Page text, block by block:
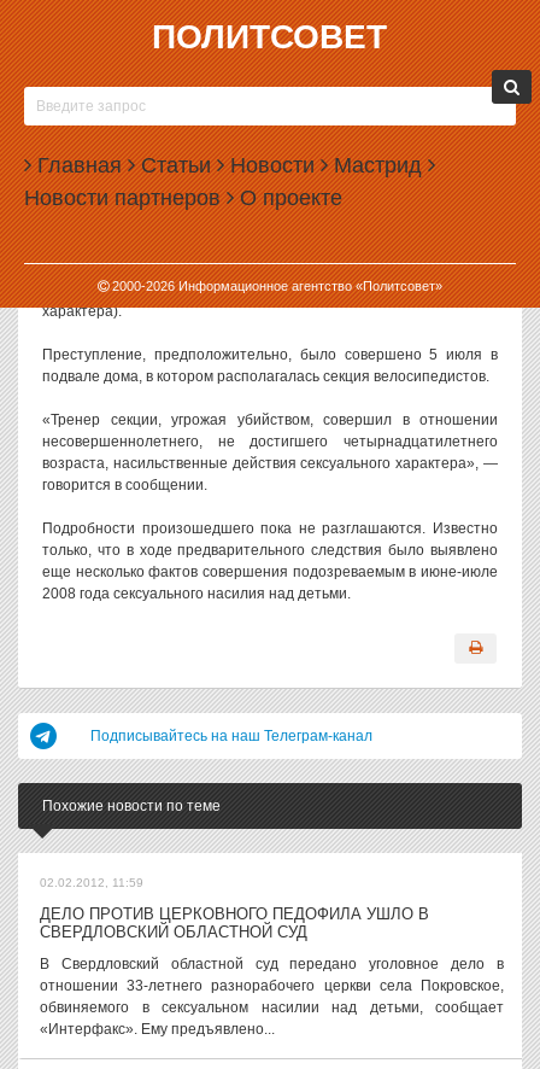
ПОЛИТСОВЕТ
Главная Статьи Новости Мастрид
Новости партнеров О проекте
2000-2026Информационное агентство «Политсовет»
16.07.2008, 09:36
В ЕКАТЕРИНБУРГЕ ПОЙМАЛИ ТРЕНЕРА-
ПЕДОФИЛА
Руководитель детской секции по велоспорту подозревается в
педофилии. Уголовное дело по факту сексуального насилия над
детьми возбудил Следственный отдел по Орджоникидзевскому
району Екатеринбурга СУ СКП России по Свердловской области.
Как сообщает пресс-служба ведомства, дело возбуждено по п.
«в» ч.3 ст. 132 УК РФ (насильственные действия сексуального
характера).
Преступление, предположительно, было совершено 5 июля в
подвале дома, в котором располагалась секция велосипедистов.
«Тренер секции, угрожая убийством, совершил в отношении
несовершеннолетнего, не достигшего четырнадцатилетнего
возраста, насильственные действия сексуального характера», —
говорится в сообщении.
Подробности произошедшего пока не разглашаются. Известно
только, что в ходе предварительного следствия было выявлено
еще несколько фактов совершения подозреваемым в июне-июле
2008 года сексуального насилия над детьми.
Подписывайтесь на наш Телеграм-канал
Похожие новости по теме
02.02.2012, 11:59
ДЕЛО ПРОТИВ ЦЕРКОВНОГО ПЕДОФИЛА УШЛО В
СВЕРДЛОВСКИЙ ОБЛАСТНОЙ СУД
В Свердловский областной суд передано уголовное дело в
отношении 33-летнего разнорабочего церкви села Покровское,
обвиняемого в сексуальном насилии над детьми, сообщает
«Интерфакс». Ему предъявлено...